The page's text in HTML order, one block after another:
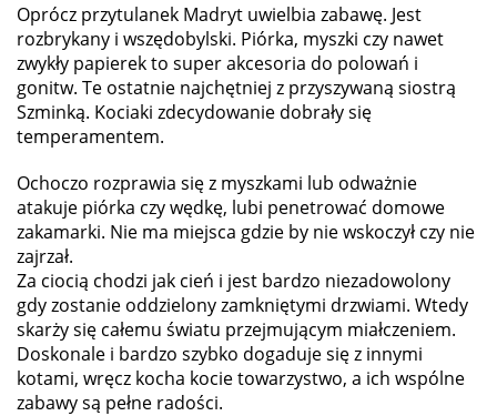
Oprócz przytulanek Madryt uwielbia zabawę. Jest
rozbrykany i wszędobylski. Piórka, myszki czy nawet
zwykły papierek to super akcesoria do polowań i
gonitw. Te ostatnie najchętniej z przyszywaną siostrą
Szminką. Kociaki zdecydowanie dobrały się
temperamentem.
Ochoczo rozprawia się z myszkami lub odważnie
atakuje piórka czy wędkę, lubi penetrować domowe
zakamarki. Nie ma miejsca gdzie by nie wskoczył czy nie
zajrzał.
Za ciocią chodzi jak cień i jest bardzo niezadowolony
gdy zostanie oddzielony zamkniętymi drzwiami. Wtedy
skarży się całemu światu przejmującym miałczeniem.
Doskonale i bardzo szybko dogaduje się z innymi
kotami, wręcz kocha kocie towarzystwo, a ich wspólne
zabawy są pełne radości.